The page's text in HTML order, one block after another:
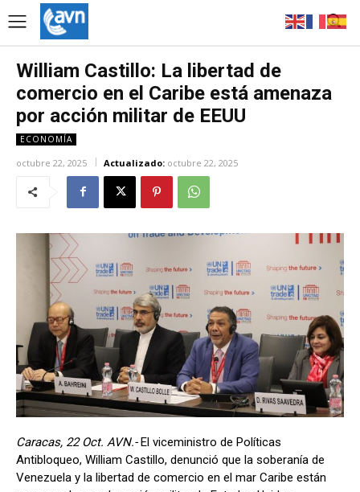
William Castillo: La libertad de
comercio en el Caribe está amenaza
por acción militar de EEUU
ECONOMÍA
octubre 22, 2025 Actualizado: octubre 22, 2025
Caracas, 22 Oct. AVN.- El viceministro de Políticas
Antibloqueo, William Castillo, denunció que la soberanía de
Venezuela y la libertad de comercio en el mar Caribe están